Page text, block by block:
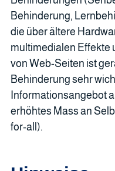
Behinderung,
die über ältere
multimedialen Effekte
von Web-Seiten ist
Behinderung sehr
Informationsangebot
erhöhtes Mass an
for-all).